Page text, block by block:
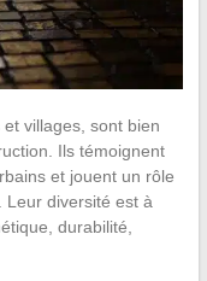
villages, sont bien
Ils témoignent
et jouent un rôle
Leur diversité est à
durabilité,